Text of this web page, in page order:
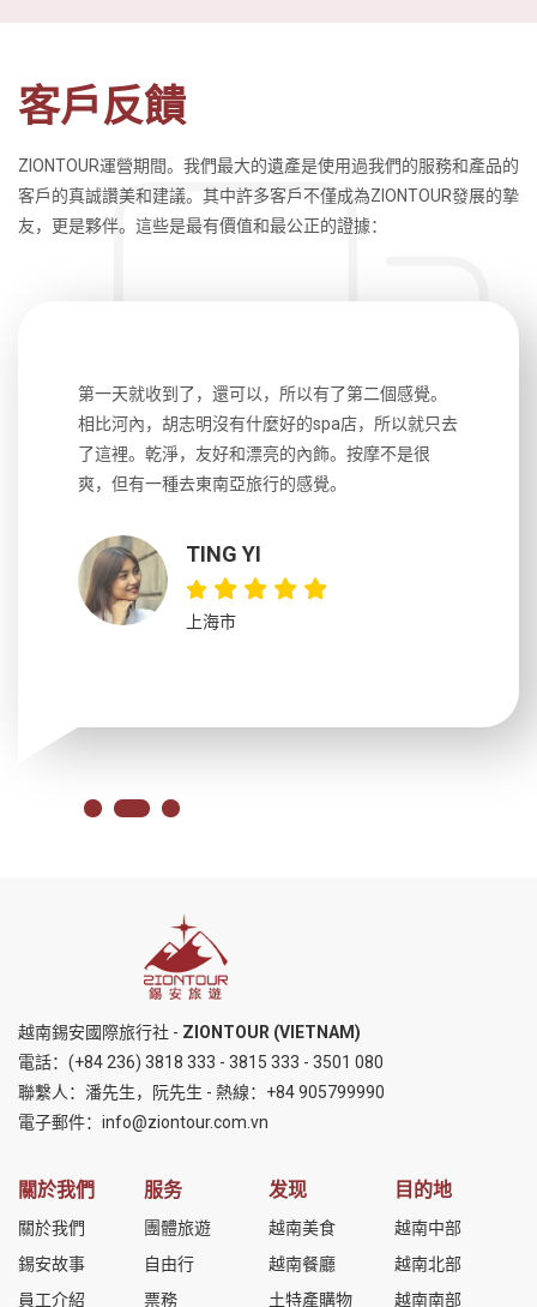
客戶反饋
ZIONTOUR運營期間。我們最大的遺產是使用過我們的服務和產品的
客戶的真誠讚美和建議。其中許多客戶不僅成為ZIONTOUR發展的摯
友，更是夥伴。這些是最有價值和最公正的證據：
第一天就收到了，還可以，所以有了第二個感覺。
相比河內，胡志明沒有什麼好的spa店，所以就只去
了這裡。乾淨，友好和漂亮的內飾。按摩不是很
爽，但有一種去東南亞旅行的感覺。
TING YI
上海市
越南錫安國際旅行社 - ZIONTOUR (VIETNAM)
電話： (+84 236) 3818 333 - 3815 333 - 3501 080
聯繫人：潘先生，阮先生 - 熱線： +84 905799990
電子郵件： info@ziontour.com.vn
關於我們
關於我們
錫安故事
員工介紹
服务
團體旅遊
自由行
票務
发现
越南美食
越南餐廳
土特產購物
目的地
越南中部
越南北部
越南南部